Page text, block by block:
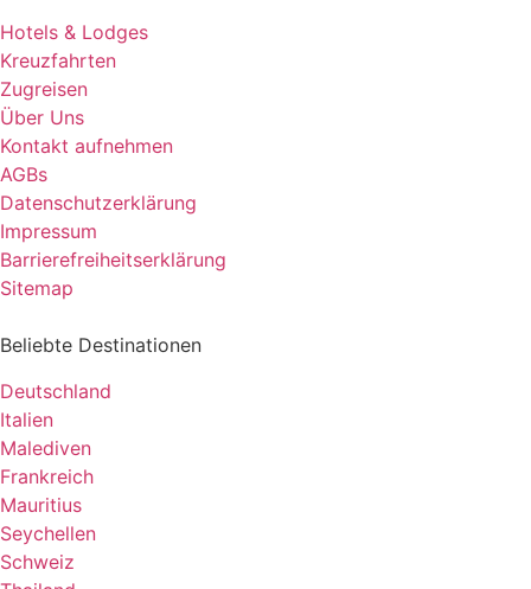
Hotels & Lodges
Kreuzfahrten
Zugreisen
Über Uns
Kontakt aufnehmen
AGBs
Datenschutzerklärung
Impressum
Barrierefreiheitserklärung
Sitemap
Beliebte Destinationen
Deutschland
Italien
Malediven
Frankreich
Mauritius
Seychellen
Schweiz